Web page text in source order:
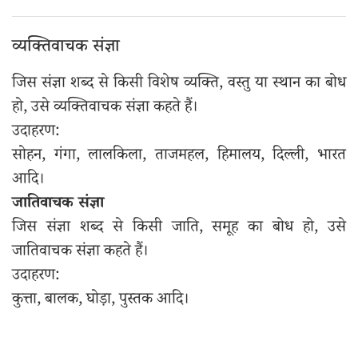
व्यक्तिवाचक संज्ञा
जिस संज्ञा शब्द से किसी विशेष व्यक्ति, वस्तु या स्थान का बोध
हो, उसे व्यक्तिवाचक संज्ञा कहते हैं।
उदाहरण:
सोहन, गंगा, लालकिला, ताजमहल, हिमालय, दिल्ली, भारत
आदि।
जातिवाचक संज्ञा
जिस संज्ञा शब्द से किसी जाति, समूह का बोध हो, उसे
जातिवाचक संज्ञा कहते हैं।
उदाहरण:
कुत्ता, बालक, घोड़ा, पुस्तक आदि।